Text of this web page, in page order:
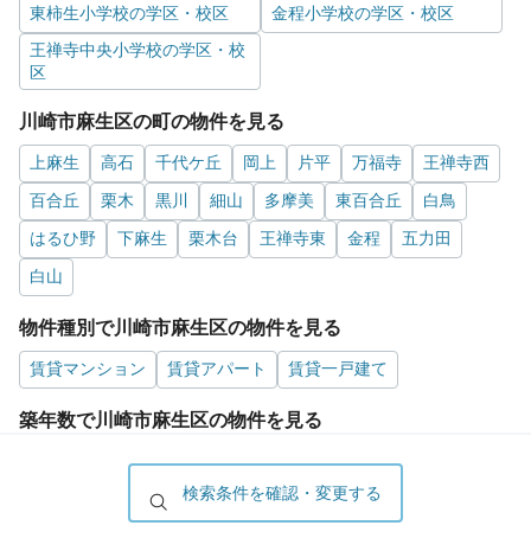
検索条件を確認・変更する
東柿生小学校の学区・校区
金程小学校の学区・校区
王禅寺中央小学校の学区・校
区
川崎市麻生区の町の物件を見る
上麻生 高石 千代ケ丘 岡上 片平 万福寺
王禅寺西
百合丘
栗木 黒川 細山 多摩美 東百合丘
白鳥
はるひ野
下麻生 栗木台 王禅寺東 金程
五力田
白山
物件種別で川崎市麻生区の物件を見る
賃貸マンション 賃貸アパート 賃貸一戸建て
築年数で川崎市麻生区の物件を見る
築3年以内 築5年以内 築10年以内
築15年以内
築25年以内 築30年以内